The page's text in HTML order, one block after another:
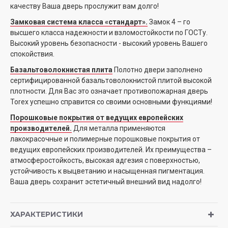
качеству Ваша дверь прослужит вам долго!
Замковая система класса «стандарт». Замок 4 – го
высшего класса надежности и взломостойкости по ГОСТу.
Высокий уровень безопасности - высокий уровень Вашего
спокойствия.
Базальтоволокнистая плита Полотно двери заполнено
сертифицированной базальтоволокнистой плитой высокой
плотности. Для Вас это означает противопожарная дверь
Torex успешно справится со своими основными функциями!
Порошковые покрытия от ведущих европейских
производителей. Для металла применяются
лакокрасочные и полимерные порошковые покрытия от
ведущих европейских производителей. Их преимущества –
атмосферостойкость, высокая адгезия с поверхностью,
устойчивость к выцветанию и насыщенная пигментация.
Ваша дверь сохранит эстетичный внешний вид надолго!
ХАРАКТЕРИСТИКИ